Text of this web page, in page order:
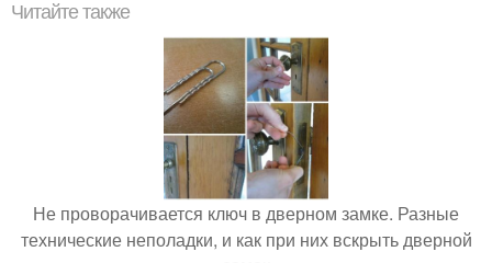
Читайте также
Не проворачивается ключ в дверном замке. Разные
технические неполадки, и как при них вскрыть дверной